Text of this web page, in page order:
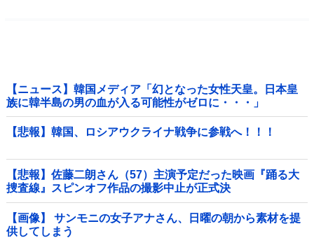
【ニュース】韓国メディア「幻となった女性天皇。日本皇
族に韓半島の男の血が入る可能性がゼロに・・・」
【悲報】韓国、ロシアウクライナ戦争に参戦へ！！！
【悲報】佐藤二朗さん（57）主演予定だった映画『踊る大
捜査線』スピンオフ作品の撮影中止が正式決
定・・・・・・・・・他
【画像】 サンモニの女子アナさん、日曜の朝から素材を提
供してしまう